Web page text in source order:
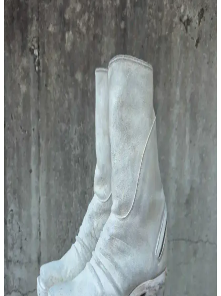
Kel Erkekler İçin İş Kıyafetleriyle Uyumlu Şapka
Seçenekleri ve Kullanım İpuçları
Kel erkeklerin iş kıyafetleriyle uyumlu şapka seçimi, mevsim, ortam
ve konfor faktörleri göz önünde bulundurularak yapılmalıdır.
Beanie, düz şapka ve baseball şapkaları öne çıkar.
Pantolon ve Kot Pantolonlarda Doğru Fit ve
Konforun Sağlanması İçin İpuçları
Pantolon ve kot pantolonlarda konfor ve uyumun sağlanması için
bel yüksekliği, esnek kumaş kullanımı, uygun beden seçimi ve
kesim önemlidir. Kemer ve terzi hizmeti ekstra rahatlık sağlar.
Iron Heart IH-777S-142OD Kot Pantolonun
Dayanıklılığı ve Kullanım Süreci İncelemesi
Iron Heart IH-777S-142OD kot pantolon, sert ve dayanıklı 21 ons
kumaşıyla iş sahasında yoğun kullanıma uygundur. Kumaş zamanla
esner ve yumuşar, doğru beden seçimi konforu artırır. Yıkama ise
renk solması ve aşınmayı etkiler.
2025 Yazı İçin İş Kıyafetleri, Ayakkabı Konforu ve
Kumaş Seçimleri Üzerine Moda Rehberi
2025 yazında iş kıyafetlerinden ayakkabı konforuna, kumaş
tercihlerinden stil önerilerine kadar kapsamlı moda rehberi
sunulmuştur. İşlevsellik ve şıklık dengesi vurgulanmıştır.
Castañer Espadrilles: Yazlık Ayakkabılarda Stil,